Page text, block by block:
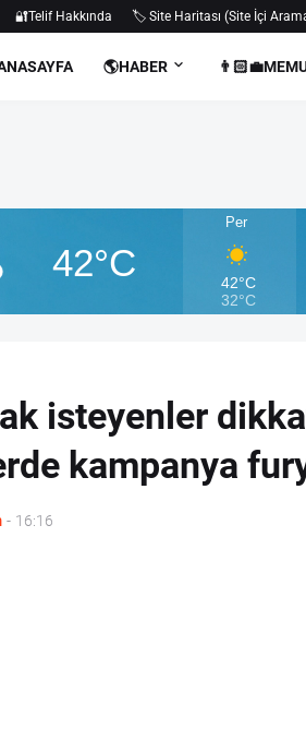
🔐Telif Hakkında 🏷️ Site Haritası (Site İçi
🌎HABER
42°C
Per
42°C
32°C
isteyenler
kampanya
- 16:16